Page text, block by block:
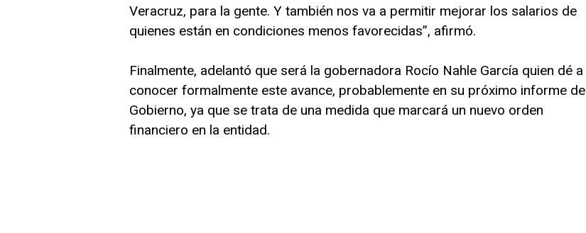
Veracruz, para la gente. Y también nos va a permitir mejorar los salarios de
quienes están en condiciones menos favorecidas”, afirmó.
Finalmente, adelantó que será la gobernadora Rocío Nahle García quien dé a
conocer formalmente este avance, probablemente en su próximo informe de
Gobierno, ya que se trata de una medida que marcará un nuevo orden
financiero en la entidad.